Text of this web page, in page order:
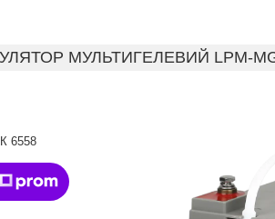
МУЛЬТИГЕЛЕВИЙ LPM-MG
6558